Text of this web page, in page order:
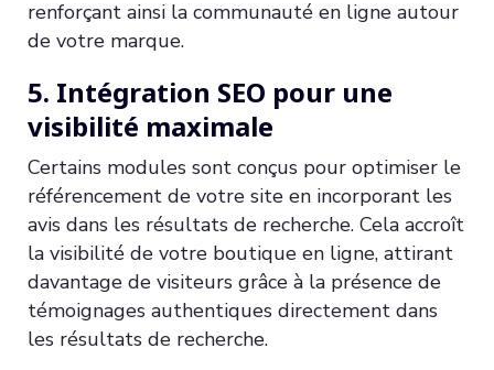
renforçant ainsi la communauté en ligne autour
de votre marque.
5. Intégration SEO pour une
visibilité maximale
Certains modules sont conçus pour optimiser le
référencement de votre site en incorporant les
avis dans les résultats de recherche. Cela accroît
la visibilité de votre boutique en ligne, attirant
davantage de visiteurs grâce à la présence de
témoignages authentiques directement dans
les résultats de recherche.